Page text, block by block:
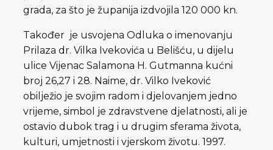
grada, za što je županija izdvojila 120 000 kn.
Također je usvojena Odluka o imenovanju
Prilaza dr. Vilka Ivekovića u Belišću, u dijelu
ulice Vijenac Salamona H. Gutmanna kućni
broj 26,27 i 28. Naime, dr. Vilko Iveković
obilježio je svojim radom i djelovanjem jedno
vrijeme, simbol je zdravstvene djelatnosti, ali je
ostavio dubok trag i u drugim sferama života,
kulturi, umjetnosti i vjerskom životu. 1997.